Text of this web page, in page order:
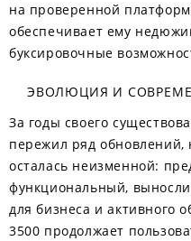
на проверенной
обеспечивает ему
буксировочные
ЭВОЛЮЦИЯ И
За годы своего
пережил ряд обновлений,
осталась неизменной:
функциональный,
для бизнеса и активного
3500 продолжает